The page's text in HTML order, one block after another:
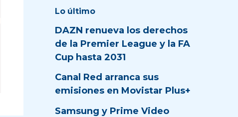
Lo último
DAZN renueva los derechos
de la Premier League y la FA
Cup hasta 2031
Canal Red arranca sus
emisiones en Movistar Plus+
Samsung y Prime Video